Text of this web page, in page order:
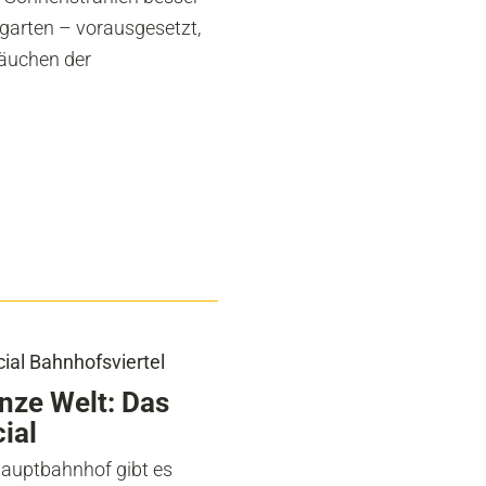
– vorausgesetzt,
der
Bahnhofsviertel
Welt: Das
gibt es